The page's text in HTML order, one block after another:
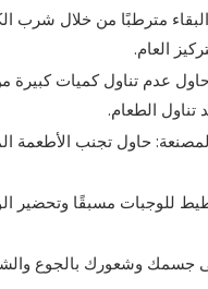
مترطبًا من خلال شرب
العام.
عدم تناول كميات
تناول الطعام.
حاول تجنب الأطعمة
للوجبات مسبقًا وتحضير
جسمك وشعورك بالجوع